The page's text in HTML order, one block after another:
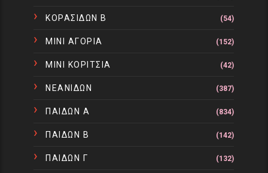
ΚΟΡΑΣΙΔΩΝ Β (54)
ΜΙΝΙ ΑΓΟΡΙΑ (152)
ΜΙΝΙ ΚΟΡΙΤΣΙΑ (42)
ΝΕΑΝΙΔΩΝ (387)
ΠΑΙΔΩΝ Α (834)
ΠΑΙΔΩΝ Β (142)
ΠΑΙΔΩΝ Γ (132)